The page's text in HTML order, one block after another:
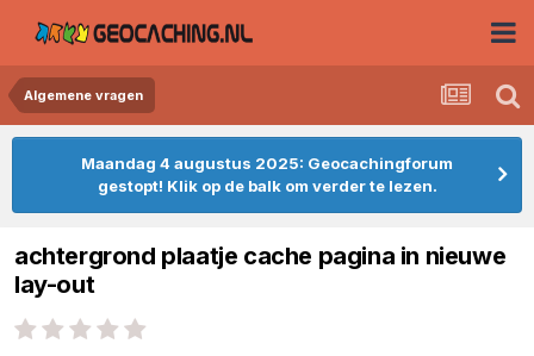
Algemene vragen
Maandag 4 augustus 2025: Geocachingforum
gestopt! Klik op de balk om verder te lezen.
achtergrond plaatje cache pagina in nieuwe
lay-out